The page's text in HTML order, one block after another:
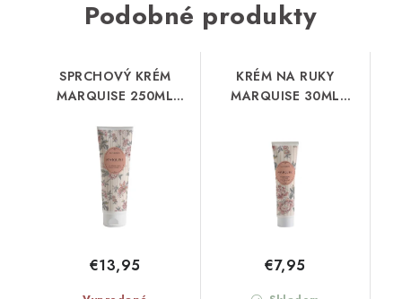
Podobné produkty
SPRCHOVÝ KRÉM
MARQUISE 250ML
€13,95
KRÉM NA RUKY
MARQUISE 30ML
€7,95